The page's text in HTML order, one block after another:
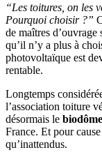
“Les toitures, on les
Pourquoi choisir ?”
de maîtres
qu’il n’y a plus à
photovoltaïque est
rentable.
Longtemps
l’association toiture
désormais le
France. Et pour
qu’inattendus.